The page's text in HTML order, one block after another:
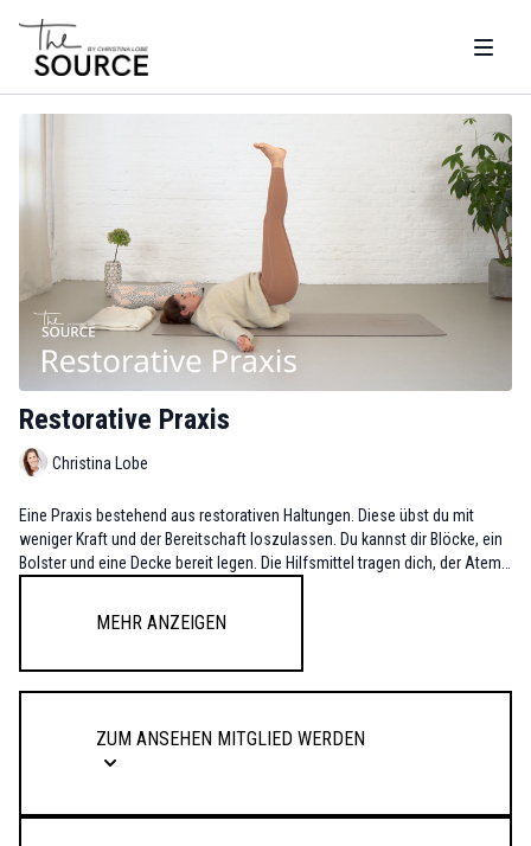
Restorative Praxis
Christina Lobe
Eine Praxis bestehend aus restorativen Haltungen. Diese übst du mit
weniger Kraft und der Bereitschaft loszulassen. Du kannst dir Blöcke, ein
Bolster und eine Decke bereit legen. Die Hilfsmittel tragen dich, der Atem
Mehr anzeigen
Zum Ansehen Mitglied werden